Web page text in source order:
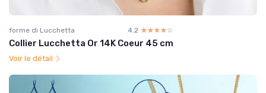
forme di Lucchetta 4.2 ☆☆☆☆☆
★★★★★
Collier Lucchetta Or 14K Coeur 45 cm
Voir le détail